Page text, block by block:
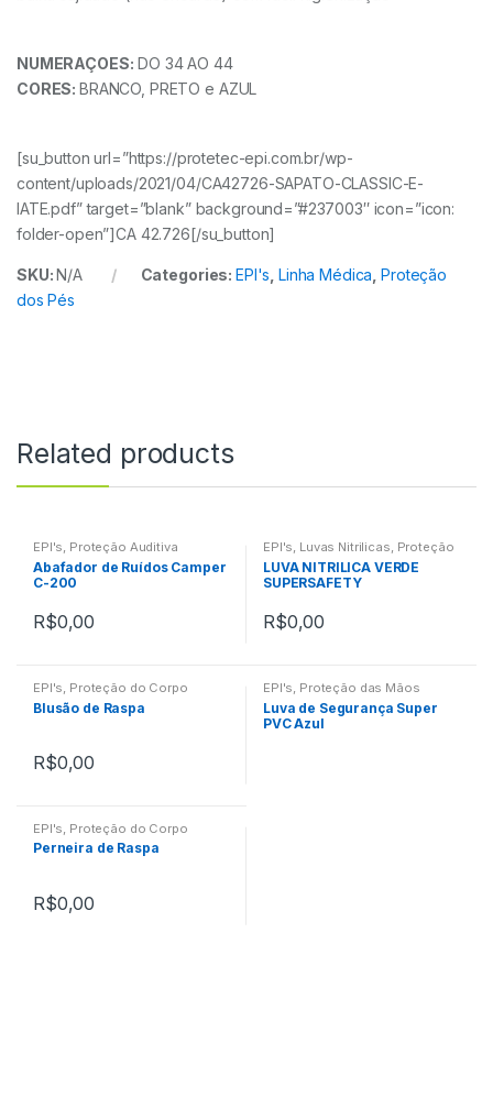
NUMERAÇOES: DO 34 AO 44
CORES:BRANCO, PRETO e AZUL
[su_button url=”https://protetec-epi.com.br/wp-
content/uploads/2021/04/CA42726-SAPATO-CLASSIC-E-
IATE.pdf” target=”blank” background=”#237003″ icon=”icon:
folder-open”]CA 42.726[/su_button]
SKU:N/A Categories: EPI's Linha Médica ,Proteção
dos Pés
Related products
EPI's, Proteção Auditiva
Abafador de Ruídos Camper
C-200
R$0,00
EPI's, Luvas Nitrilicas, Proteção
das Mãos
LUVA NITRILICA VERDE
SUPERSAFETY
R$0,00
EPI's Proteção do Corpo
Blusão de Raspa
R$0,00
EPI's Proteção das Mãos
Luva de Segurança Super
PVC Azul
EPI's Proteção do Corpo
Perneira de Raspa
R$0,00